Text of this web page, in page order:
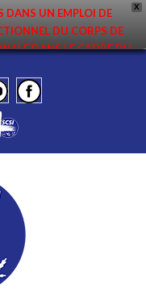
X
DANS UN EMPLOI DE
DU CORPS DE
DANS LE CADRE DU
ELLE EST DISPONIBLE EN
AUX NOMMÉ(E)S !